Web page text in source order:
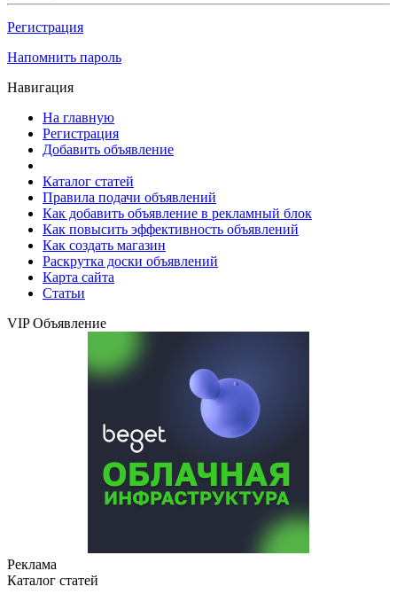
Регистрация
Напомнить пароль
Навигация
На главную
Регистрация
Добавить объявление
Каталог статей
Правила подачи объявлений
Как добавить объявление в рекламный блок
Как повысить эффективность объявлений
Как создать магазин
Раскрутка доски объявлений
Карта сайта
Статьи
VIP Объявление
Реклама
Каталог статей